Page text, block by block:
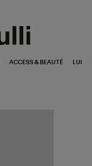
ACCESS & BEAUTÉ LUI